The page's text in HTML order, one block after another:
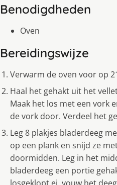
Benodigdheden
Oven
Bereidingswijze
Verwarm de oven voor op
Haal het gehakt uit het
Maak het los met een vork
de vork door. Verdeel het
Leg 8 plakjes bladerdeeg
op een plank en snijd ze
doormidden. Leg in het
bladerdeeg een portie